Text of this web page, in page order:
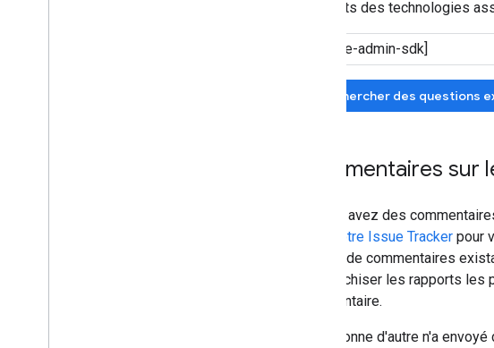
d'experts des technologies
Rechercher des questions
Commentaires
Si vous avez des
dans notre Issue Tracker pour
rapport de commentaires
à hiérarchiser les rapports
commentaire.
Si personne d'autre n'a